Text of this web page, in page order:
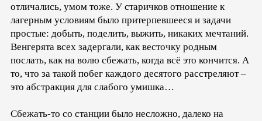
отличались, умом тоже. У старичков отношение к
лагерным условиям было притерпевшееся и задачи
простые: добыть, поделить, выжить, никаких мечтаний.
Венгерята всех задергали, как весточку родным
послать, как на волю сбежать, когда всё это кончится. А
то, что за такой побег каждого десятого расстреляют –
это абстракция для слабого умишка…
Сбежать-то со станции было несложно, далеко на